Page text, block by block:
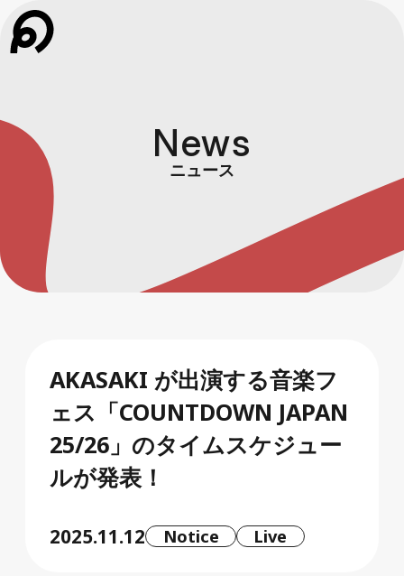
News
ニュース
AKASAKI が出演する音楽フ
ェス「COUNTDOWN JAPAN
25/26」のタイムスケジュー
ルが発表！
2025.11.12 Notice Live